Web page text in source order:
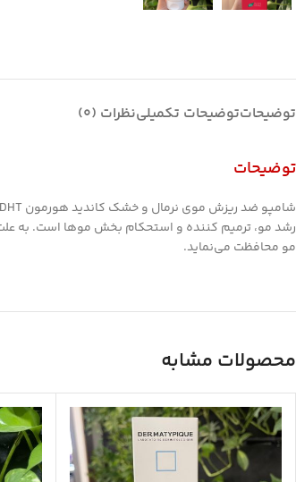
توضیحاتتوضیحات تکمیلینظرات (0)
توضیحات
رشد مو، ترمیم کننده و استحکام بخش موها است. به
مو محافظت می‌نماید.
محصولات مشابه